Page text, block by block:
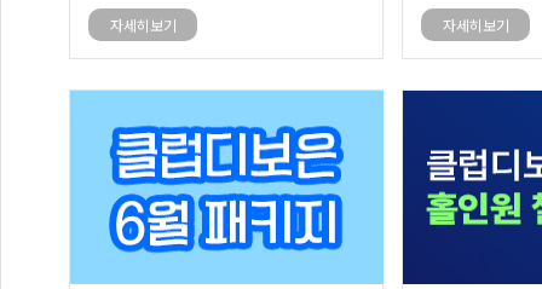
자세히보기 자세히보기